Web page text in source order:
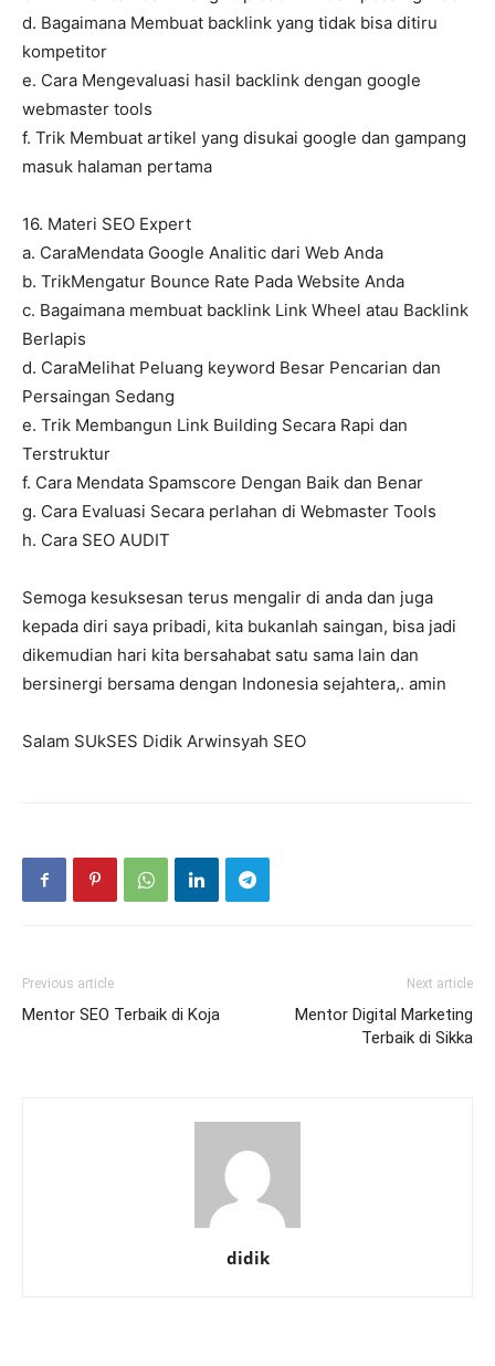
d. Bagaimana Membuat backlink yang tidak bisa ditiru
kompetitor
e. Cara Mengevaluasi hasil backlink dengan google
webmaster tools
f. Trik Membuat artikel yang disukai google dan gampang
masuk halaman pertama
16. Materi SEO Expert
a. CaraMendata Google Analitic dari Web Anda
b. TrikMengatur Bounce Rate Pada Website Anda
c. Bagaimana membuat backlink Link Wheel atau Backlink
Berlapis
d. CaraMelihat Peluang keyword Besar Pencarian dan
Persaingan Sedang
e. Trik Membangun Link Building Secara Rapi dan
Terstruktur
f. Cara Mendata Spamscore Dengan Baik dan Benar
g. Cara Evaluasi Secara perlahan di Webmaster Tools
h. Cara SEO AUDIT
Semoga kesuksesan terus mengalir di anda dan juga
kepada diri saya pribadi, kita bukanlah saingan, bisa jadi
dikemudian hari kita bersahabat satu sama lain dan
bersinergi bersama dengan Indonesia sejahtera,. amin
Salam SUkSES Didik Arwinsyah SEO
Previous article
Mentor SEO Terbaik di Koja
Next article
Mentor Digital Marketing
Terbaik di Sikka
didik